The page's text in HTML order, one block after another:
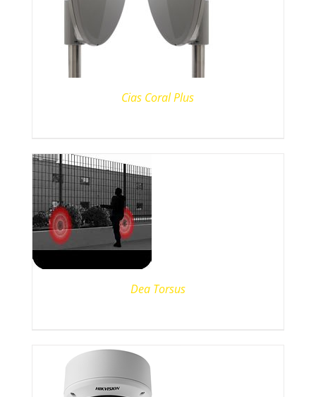
Cias Coral Plus
Dea Torsus